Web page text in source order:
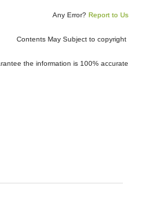
Any Error? Report to Us
Contents May Subject to copyright
the information is 100% accurate